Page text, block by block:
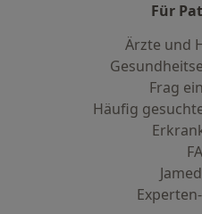
Für
Ärzte und
Frag
Häufig